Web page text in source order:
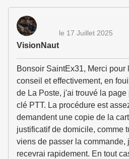
VisionNaut
le 17 Juillet 2025
Bonsoir SaintEx31, Merci pour
conseil et effectivement, en
de La Poste, j'ai trouvé la
clé PTT. La procédure est
demandent une copie de la
justificatif de domicile, comme
viens de passer la commande,
recevrai rapidement. En tout